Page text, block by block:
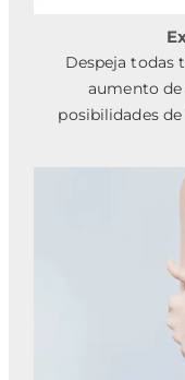
Despeja todas
aumento de
posibilidades